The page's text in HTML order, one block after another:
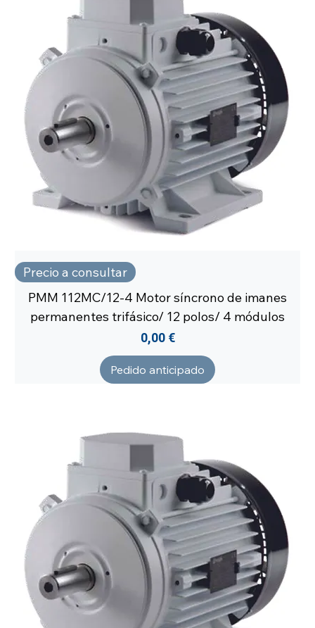
Precio a consultar
PMM 112MC/12-4 Motor síncrono de imanes
permanentes trifásico/ 12 polos/ 4 módulos
Precio
0,00 €
Pedido anticipado